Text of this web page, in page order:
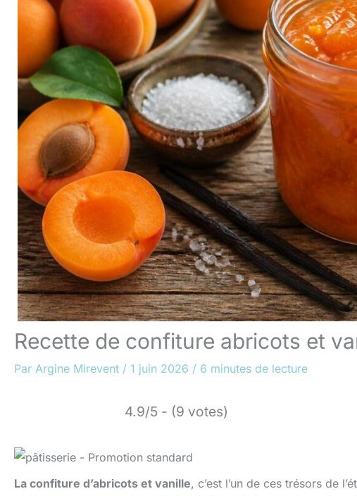
Recette de confiture abricots et
Par Argine Mirevent / 1 juin 2026 / 6 minutes de lecture
4.9/5 - (9 votes)
La confiture d’abricots et vanille, c’est l’un de ces trésors de